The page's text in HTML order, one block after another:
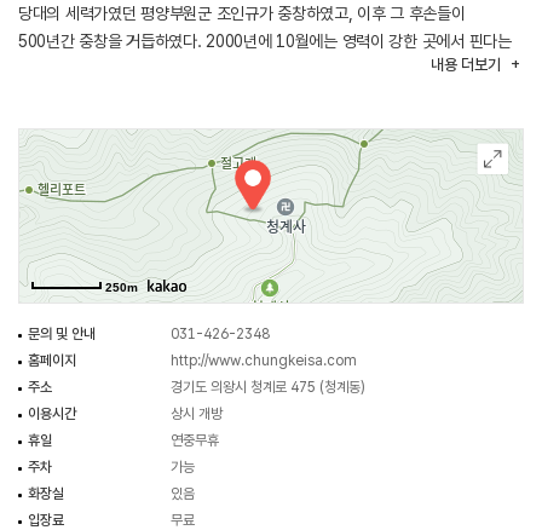
당대의 세력가였던 평양부원군 조인규가 중창하였고, 이후 그 후손들이
500년간 중창을 거듭하였다. 2000년에 10월에는 영력이 강한 곳에서 핀다는
전설 속의 꽃 우담바라가 피어 화제가 되었다. 꽃이 피면 영화스럽고 상서로운
모두 21송이가 피었다. 그 모습은 현재 사진으로 볼 수 있다. 또 조그마한
자갈들을 모아 조성한 거대한 와불상은 청계사의 명물이다. 사찰에는 조선 숙종
때 승려 사인비구에 의해 1701년 제작, 보물로 지정된 의왕 청계사 동종이
있으며, 청계사 목판, 청계사 신중도, 청계사사적기비, 아미타여래설법도,
비로자나삼신괘불도 등 다수의 유물이 경기도 유형문화재로 지정되어 있다.
내용 더보기
250m
문의 및 안내
031-426-2348
홈페이지
http://www.chungkeisa.com
주소
경기도 의왕시 청계로 475 (청계동)
이용시간
상시 개방
휴일
연중무휴
주차
가능
화장실
있음
입장료
무료